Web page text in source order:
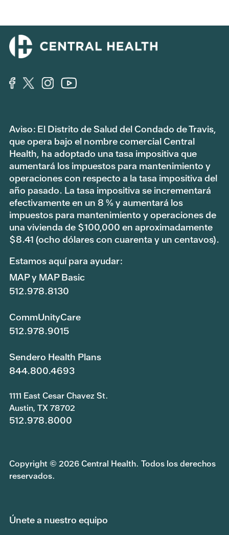
Aviso: El Distrito de Salud del Condado de Travis,
que opera bajo el nombre comercial Central
Health, ha adoptado una tasa impositiva que
aumentará los impuestos para mantenimiento y
operaciones con respecto a la tasa impositiva del
año pasado. La tasa impositiva se incrementará
efectivamente en un 8 % y aumentará los
impuestos para mantenimiento y operaciones de
una vivienda de $100,000 en aproximadamente
$8.41 (ocho dólares con cuarenta y un centavos).
Estamos aquí para ayudar:
MAP y MAP Basic
512.978.8130
CommUnityCare
512.978.9015
Sendero Health Plans
844.800.4693
1111 East Cesar Chavez St.
Austin, TX 78702
512.978.8000
Copyright © 2026 Central Health. Todos los derechos
reservados.
Únete a nuestro equipo